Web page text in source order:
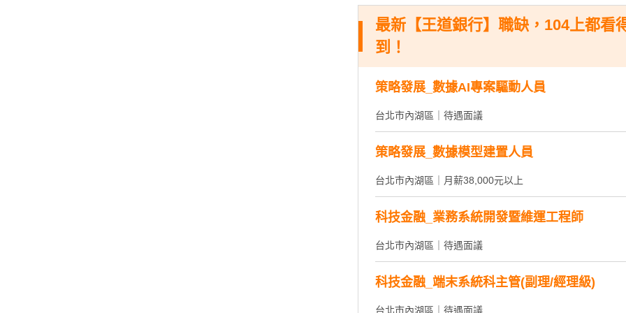
最新【王道銀行】職缺，104上都看
到！
策略發展_數據AI專案驅動人員
台北市內湖區｜待遇面議
策略發展_數據模型建置人員
台北市內湖區｜月薪38,000元以上
科技金融_業務系統開發暨維運工程師
台北市內湖區｜待遇面議
科技金融_端末系統科主管(副理/經理級)
台北市內湖區｜待遇面議